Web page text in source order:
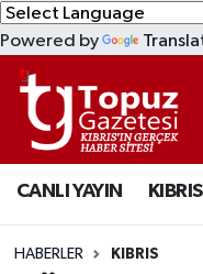
Powered by
CANLI YAYIN KIBRIS
HABERLER KIBRIS
KIBRIS
DÜNYA
EKONOMİ
MAGAZİN
Lefkoşa Nöbetçi
Lefkoşa Hava
Lefkoşa Trafik
Süper Lig Puan